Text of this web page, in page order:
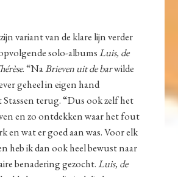
variant van de klare lijn verder
solo-albumsLuis, de
. “NaBrieven uit de barwilde
geheel in eigen hand
terug. “Dus ook zelf het
en zo ontdekken waar het fout
en wat er goed aan was. Voor elk
heb ik dan ook heel bewust naar
benadering gezocht.Luis, de